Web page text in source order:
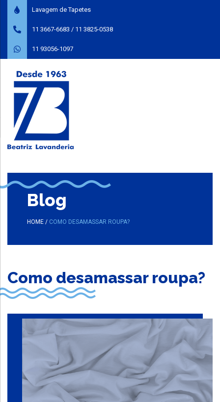
Lavagem de Tapetes
11 3667-6683 / 11 3825-0538
11 93056-1097
Blog
HOME / COMO DESAMASSAR ROUPA?
Como desamassar roupa?